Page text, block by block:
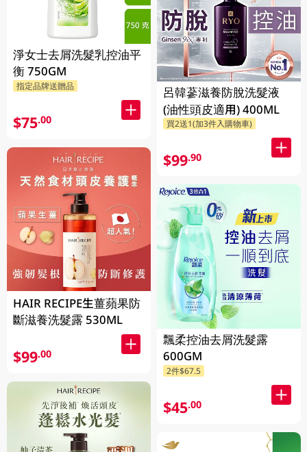
淨女士去屑洗髮乳控油平
衡 750GM
指定品牌送贈品
$75.00
HAIR RECIPE生薑蘋果防
斷滋養洗髮露 530ML
$99.00
呂韓蔘滋養防脫洗髮液
(油性頭皮適用) 400ML
買2送1(加3件入購物車)
$99.90
飄柔控油去屑洗髮露
600GM
2件$67.5
$45.00